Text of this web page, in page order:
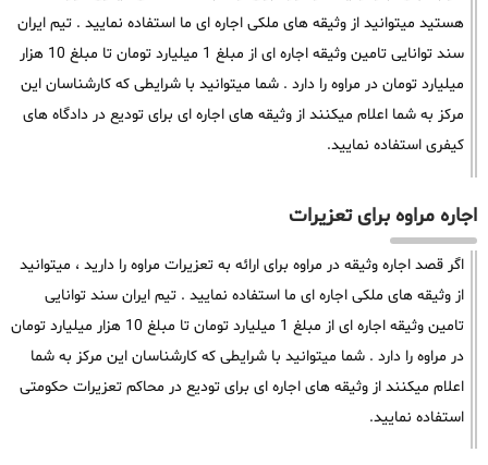
هستید میتوانید از وثیقه های ملکی اجاره ای ما استفاده نمایید . تیم ایران
سند توانایی تامین وثیقه اجاره ای از مبلغ 1 میلیارد تومان تا مبلغ 10 هزار
میلیارد تومان در مراوه را دارد . شما میتوانید با شرایطی که کارشناسان این
مرکز به شما اعلام میکنند از وثیقه های اجاره ای برای تودیع در دادگاه های
کیفری استفاده نمایید.
اجاره مراوه برای تعزیرات
اگر قصد اجاره وثیقه در مراوه برای ارائه به تعزیرات مراوه را دارید ، میتوانید
از وثیقه های ملکی اجاره ای ما استفاده نمایید . تیم ایران سند توانایی
تامین وثیقه اجاره ای از مبلغ 1 میلیارد تومان تا مبلغ 10 هزار میلیارد تومان
در مراوه را دارد . شما میتوانید با شرایطی که کارشناسان این مرکز به شما
اعلام میکنند از وثیقه های اجاره ای برای تودیع در محاکم تعزیرات حکومتی
استفاده نمایید.